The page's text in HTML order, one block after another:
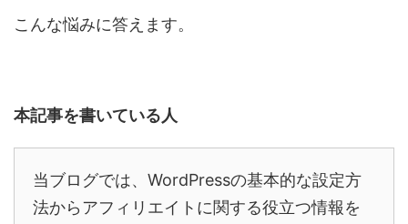
こんな悩みに答えます。
本記事を書いている人
当ブログでは、 WordPressの基本的な設定方
法からアフィリエイトに関する役立つ情報を